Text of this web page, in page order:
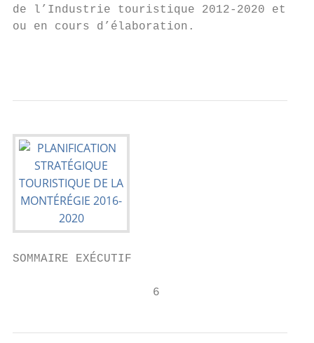
de l’Industrie touristique 2012-2020 et
ou en cours d’élaboration.
SOMMAIRE EXÉCUTIF
                    6